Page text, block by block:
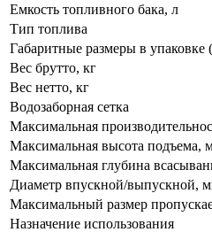
Емкость топливного бака, л
Тип топлива
Габаритные размеры в
Вес брутто, кг
Вес нетто, кг
Водозаборная сетка
Максимальная
Максимальная высота подъема,
Максимальная глубина
Диаметр впускной/выпускной,
Максимальный размер
Назначение использования